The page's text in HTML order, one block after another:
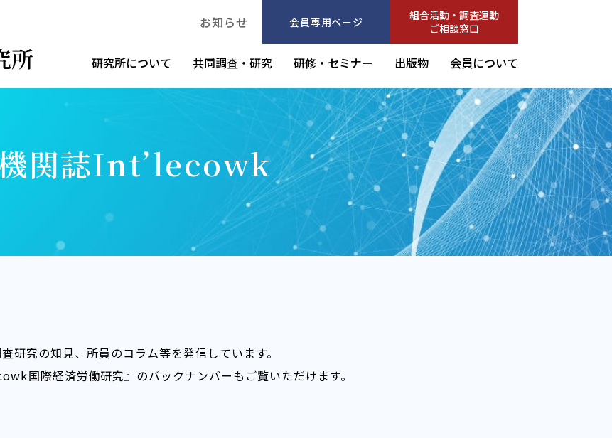
お知らせ 会員専用ページ
組合活動・調査運動
ご相談窓口
研究所について 共同調査・研究 研修・セミナー 出版物 会員について
関誌Int’lecowk
研究の知見、所員のコラム等を発信しています。
国際経済労働研究』のバックナンバーもご覧いただけます。